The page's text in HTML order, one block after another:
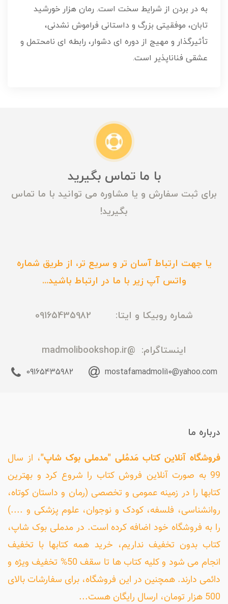
به در بردن از شرایط سخت است. رمان هزار خورشید
تابان، موفقیتی بزرگ و داستانی فراموش نشدنی،
تأثیرگذار و مهیج از دوره ای دشوار، رابطه ای نامحتمل و
عشقی فناناپذیر است.
با ما تماس بگیرید
برای ثبت سفارش و یا مشاوره می توانید با ما تماس
بگیرید!
یا جهت ارتباط آسان تر و سریع تر، از طریق شماره
واتس آپ زیر با ما در ارتباط باشید...
شماره روبیکا و ایتا: 09165435982
اینستاگرام: @madmolibookshop.ir
mostafamadmoli10@yahoo.com
09165435982
درباره ما
فروشگاه آنلاین کتاب مَدمُلی "مدملی بوک شاپ"، از سال
99 به صورت آنلاین فروش کتاب را شروع کرد و بهترین
کتابها را در زمینه عمومی و تخصصی (رمان و داستان کوتاه،
روانشناسی، فلسفه، کودک و نوجوان، علوم پزشکی و ....)
را به فروشگاه خود اضافه کرده است. در مدملی بوک شاپ،
کتاب بدون تخفیف نداریم، خرید همه کتابها با تخفیف
انجام می شود و کلیه کتاب ها تا سقف 50% تخفیف ویژه و
دائمی دارند. همچنین در این فروشگاه، برای سفارشات بالای
500 هزار تومان، ارسال رایگان هست...